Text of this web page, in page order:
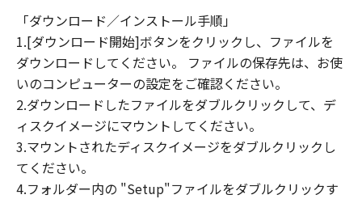
者にこのような行為をさせてはなりませ
ん。
(4) 本契約に明示的に定める場合を除き、
キヤノンは「本ソフトウエア」に関する知
的財産権のいかなる権利もお客様に付与す
るものではありません。
所有権
「本ソフトウエア」及びその複製物に係る
権限及び所有権は、その内容によりキヤノ
「ダウンロード／インストール手順」
1.[ダウンロード開始]ボタンをクリックし、ファイルを
ダウンロードしてください。 ファイルの保存先は、お使
いのコンピューターの設定をご確認ください。
2.ダウンロードしたファイルをダブルクリックして、デ
ィスクイメージにマウントしてください。
3.マウントされたディスクイメージをダブルクリックし
てください。
4.フォルダー内の "Setup"ファイルをダブルクリックす